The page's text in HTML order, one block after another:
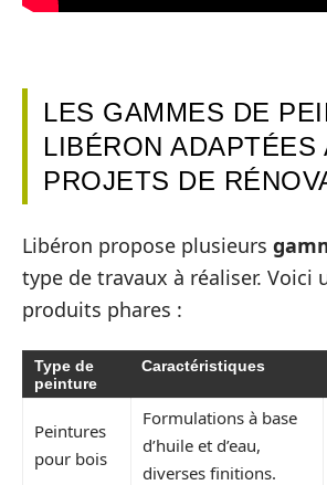
LES GAMMES DE
LIBÉRON ADAPTÉES
PROJETS DE
Libéron propose plusieurs
type de travaux à réaliser. Voici
produits phares :
Type de
peinture
Caractéristiques
Peintures
pour bois
Formulations à base
d’huile et d’eau,
diverses finitions.